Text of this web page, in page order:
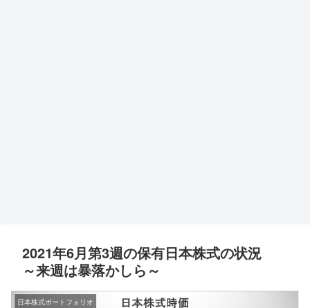
2021年6月第3週の保有日本株式の状況
～来週は暴落かしら～
日本株式ポートフォリオ